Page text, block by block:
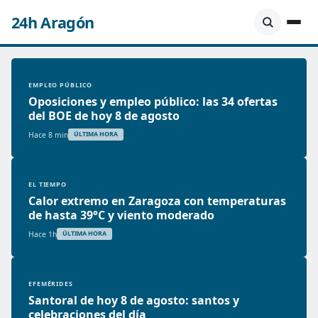
24h Aragón
EMPLEO PÚBLICO
Oposiciones y empleo público: las 34 ofertas
del BOE de hoy 8 de agosto
Hace 8 min ÚLTIMA HORA
EL TIEMPO
Calor extremo en Zaragoza con temperaturas
de hasta 39°C y viento moderado
Hace 1h ÚLTIMA HORA
EFEMÉRIDES
Santoral de hoy 8 de agosto: santos y
celebraciones del día